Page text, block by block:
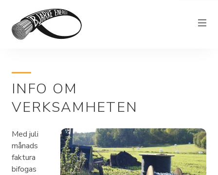
Elhandel
Bjärkefiber
Om Bjärke Energi
Kundservice
INFO OM
VERKSAMHETEN
Med juli
månads
faktura
bifogas